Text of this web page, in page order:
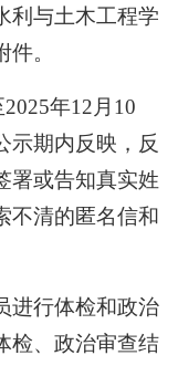
利与土木工程学
。
年12月10
示期内反映，反
署或告知真实姓
不清的匿名信和
进行体检和政治
检、政治审查结